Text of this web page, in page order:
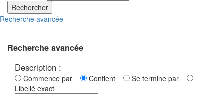
Rechercher
Recherche avancée
Recherche avancée
Description :
Commence par Contient
Se termine par
Libellé exact